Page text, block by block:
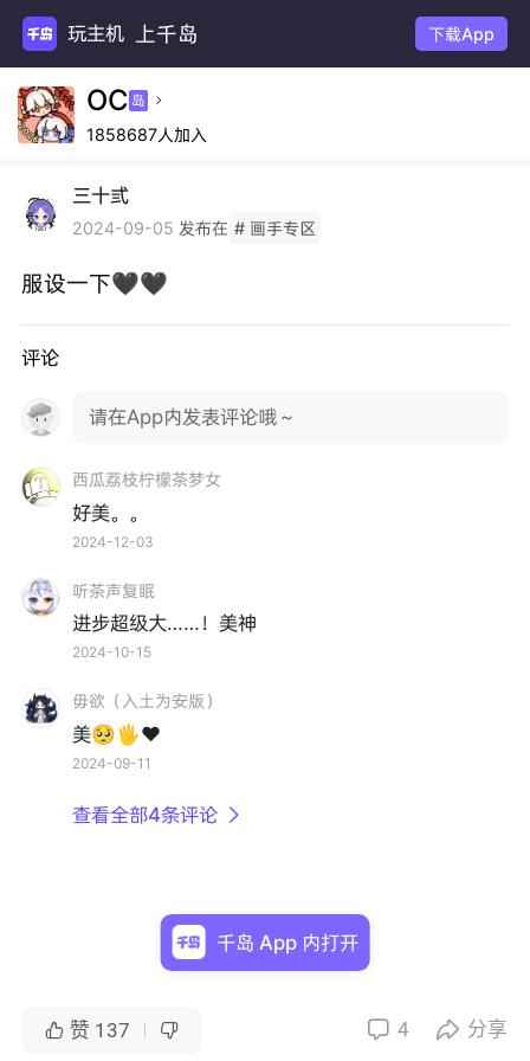
玩主机游 上千岛 下载App
OC 岛 
1858687人加入
三十弎
2024-09-05 发布在 # 画手专区
服设一下🖤🖤
评论
请在App内发表评论哦～
西瓜荔枝柠檬茶梦女
好美。。
2024-12-03
听茶声复眠
进步超级大……！美神
2024-10-15
毋欲（入土为安版）
美🥺🖐️️❤️
2024-09-11
查看全部4条评论 
 赞 137   4  分享
千岛 App 内打开